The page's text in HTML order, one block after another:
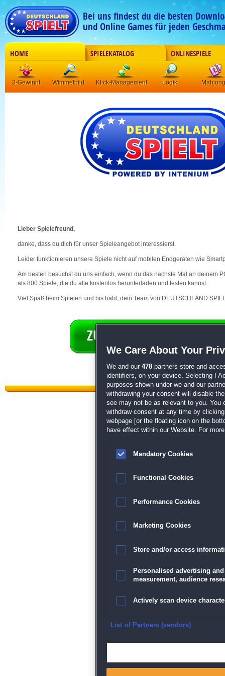
Bei uns findest du die besten
und Online Games für jeden
HOME SPIELEKATALOG ONLINESPIELE
3-Gewinnt Wimmelbild Klick-Management Logik Mahjong
Lieber Spielefreund,
danke, dass du dich für unser Spieleangebot interessierst.
Leider funktionieren unsere Spiele nicht auf mobilen Endgeräten wie
Am besten besuchst du uns einfach, wenn du das nächste Mal an deinem
als 800 Spiele, die du alle kostenlos herunterladen und testen kannst.
Viel Spaß beim Spielen und bis bald, dein Team von DEUTSCHLAND
Datenschutz| AGB|Impressum
We Care About Your
We and our 478 partners store and
identifiers, on your device. Selecting I
purposes shown under we and our
withdrawing your consent will disable
see may not be as relevant to you. You
withdraw consent at any time by
webpage [or the floating icon on the
have effect within our Website. For
Mandatory Cookies
Functional Cookies
Performance Cookies
Marketing Cookies
Store and/or access
Personalised advertising
measurement, audience
Actively scan device
Ensure security, prevent
List of Partners (vendors)